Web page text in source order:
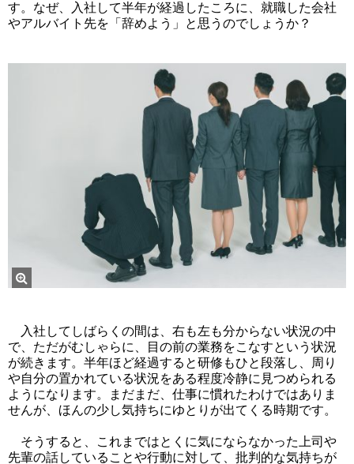
す。なぜ、入社して半年が経過したころに、就職した会社
やアルバイト先を「辞めよう」と思うのでしょうか？
入社してしばらくの間は、右も左も分からない状況の中
で、ただがむしゃらに、目の前の業務をこなすという状況
が続きます。半年ほど経過すると研修もひと段落し、周り
や自分の置かれている状況をある程度冷静に見つめられる
ようになります。まだまだ、仕事に慣れたわけではありま
せんが、ほんの少し気持ちにゆとりが出てくる時期です。
そうすると、これまではとくに気にならなかった上司や
先輩の話していることや行動に対して、批判的な気持ちが